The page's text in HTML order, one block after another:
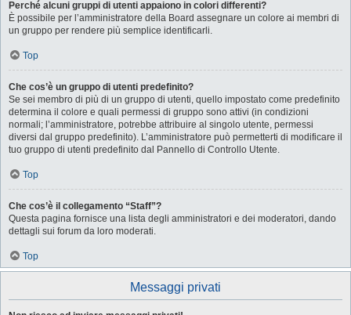
Perché alcuni gruppi di utenti appaiono in colori differenti?
È possibile per l’amministratore della Board assegnare un colore ai membri di
un gruppo per rendere più semplice identificarli.
Top
Che cos’è un gruppo di utenti predefinito?
Se sei membro di più di un gruppo di utenti, quello impostato come predefinito
determina il colore e quali permessi di gruppo sono attivi (in condizioni
normali; l’amministratore, potrebbe attribuire al singolo utente, permessi
diversi dal gruppo predefinito). L’amministratore può permetterti di modificare il
tuo gruppo di utenti predefinito dal Pannello di Controllo Utente.
Top
Che cos’è il collegamento “Staff”?
Questa pagina fornisce una lista degli amministratori e dei moderatori, dando
dettagli sui forum da loro moderati.
Top
Messaggi privati